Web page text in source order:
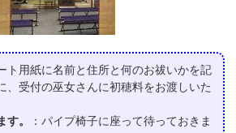
ト用紙に名前と住所と何のお祓いかを記
、受付の巫女さんに初穂料をお渡しいた
。
：パイプ椅子に座って待っておきま